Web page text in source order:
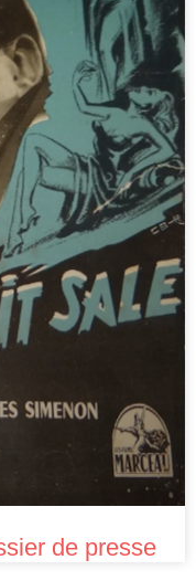
de presse